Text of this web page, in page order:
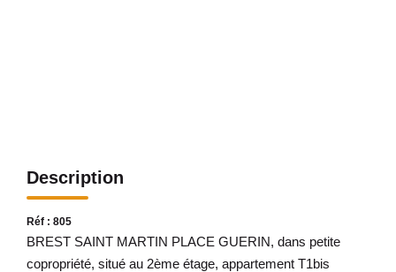
Description
Réf : 805
BREST SAINT MARTIN PLACE GUERIN, dans petite
copropriété, situé au 2ème étage, appartement T1bis